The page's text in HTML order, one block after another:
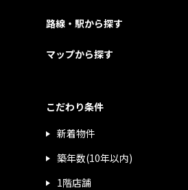
路線・駅から探す
マップから探す
こだわり条件
新着物件
築年数(10年以内)
1階店舗